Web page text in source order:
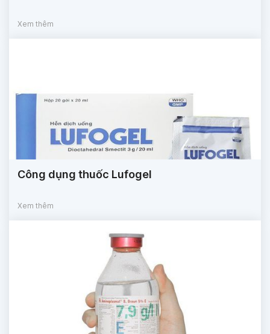
Xem thêm
Công dụng thuốc Lufogel
Xem thêm